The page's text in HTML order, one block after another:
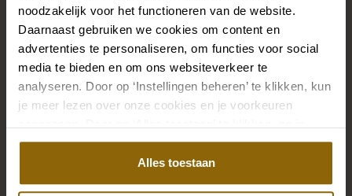
noodzakelijk voor het functioneren van de website.
Daarnaast gebruiken we cookies om content en
advertenties te personaliseren, om functies voor social
media te bieden en om ons websiteverkeer te
analyseren. Door op ‘Instellingen beheren’ te klikken, kun
je meer lezen over onze cookies en je voorkeuren
akkoord met het gebruik van alle cookies.
Alles toestaan
maar ook kettingen, armbanden en oorbellen die
precies bij je bruidsjurk passen of een prachtige sluier,
haarband of haarspeld voor je bruidskapsel: jouw
bruidslook is pas af met bijpassende accessoires. Met
onze grote accessoire winkel met accessoires voor
jouw jurk of trouwkostuum.
Ga naar accessoires